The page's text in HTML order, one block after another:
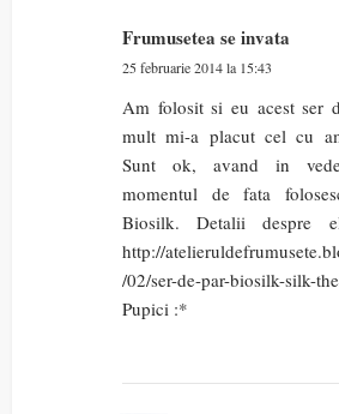
Frumusetea se invata
25 februarie 2014 la 15:43
Am folosit si eu acest ser
mult mi-a placut cel cu
Sunt ok, avand in
momentul de fata
Biosilk. Detalii despre
http://
/02/ser-de-par-biosilk-silk-
Pupici :*